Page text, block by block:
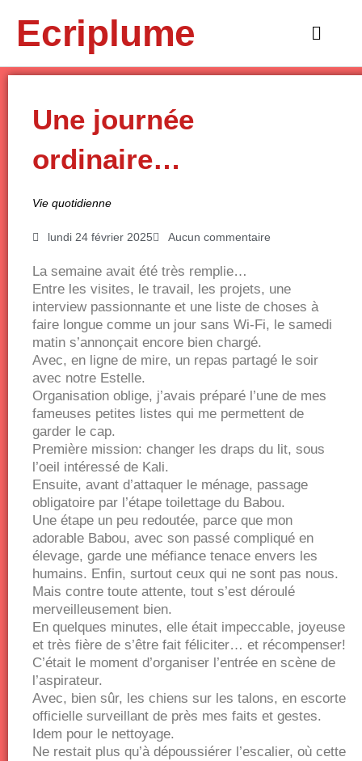
contenuEcriplume
Main
Une journée
ordinaire…
Vie quotidienne
lundi 24 février 2025 Aucun commentaire
La semaine avait été très remplie…
Entre les visites, le travail, les projets, une
interview passionnante et une liste de choses à
faire longue comme un jour sans Wi-Fi, le samedi
matin s’annonçait encore bien chargé.
Avec, en ligne de mire, un repas partagé le soir
avec notre Estelle.
Organisation oblige, j’avais préparé l’une de mes
fameuses petites listes qui me permettent de
garder le cap.
Première mission: changer les draps du lit, sous
l’oeil intéressé de Kali.
Ensuite, avant d’attaquer le ménage, passage
obligatoire par l’étape toilettage du Babou.
Une étape un peu redoutée, parce que mon
adorable Babou, avec son passé compliqué en
élevage, garde une méfiance tenace envers les
humains. Enfin, surtout ceux qui ne sont pas nous.
Mais contre toute attente, tout s’est déroulé
merveilleusement bien.
En quelques minutes, elle était impeccable, joyeuse
et très fière de s’être fait féliciter… et récompenser!
C’était le moment d’organiser l’entrée en scène de
l’aspirateur.
Avec, bien sûr, les chiens sur les talons, en escorte
officielle surveillant de près mes faits et gestes.
Idem pour le nettoyage.
Ne restait plus qu’à dépoussiérer l’escalier, où cette